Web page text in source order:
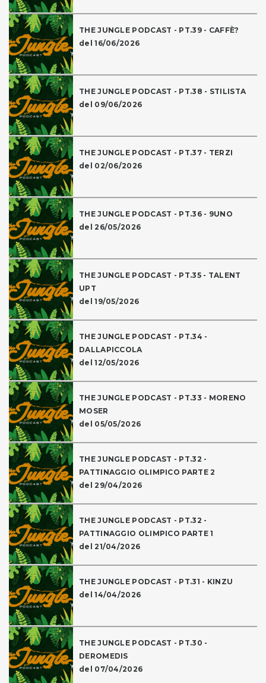
THE JUNGLE PODCAST - PT.39 - CAFFÈ?
del 16/06/2026
THE JUNGLE PODCAST - PT.38 - STILISTA
del 09/06/2026
THE JUNGLE PODCAST - PT.37 - TERZI
del 02/06/2026
THE JUNGLE PODCAST - PT.36 - 9UNO
del 26/05/2026
THE JUNGLE PODCAST - PT.35 - TALENT
UPT
del 19/05/2026
THE JUNGLE PODCAST - PT.34 -
DALLAPICCOLA
del 12/05/2026
THE JUNGLE PODCAST - PT.33 - MORENO
MOSER
del 05/05/2026
THE JUNGLE PODCAST - PT.32 -
PATTINAGGIO OLIMPICO PARTE 2
del 29/04/2026
THE JUNGLE PODCAST - PT.32 -
PATTINAGGIO OLIMPICO PARTE 1
del 21/04/2026
THE JUNGLE PODCAST - PT.31 - KINZU
del 14/04/2026
THE JUNGLE PODCAST - PT.30 -
DEROMEDIS
del 07/04/2026